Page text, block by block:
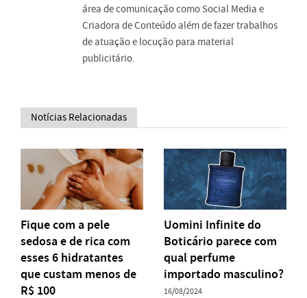
área de comunicação como Social Media e
Criadora de Conteúdo além de fazer trabalhos
de atuação e locução para material
publicitário.
Notícias Relacionadas
Fique com a pele
sedosa e de rica com
esses 6 hidratantes
que custam menos de
R$ 100
Uomini Infinite do
Boticário parece com
qual perfume
importado masculino?
16/08/2024